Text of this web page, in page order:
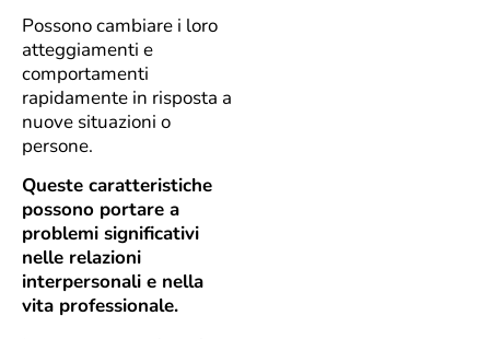
Possono cambiare i loro
atteggiamenti e
comportamenti
rapidamente in risposta a
nuove situazioni o
persone.
Queste caratteristiche
possono portare a
problemi significativi
nelle relazioni
interpersonali e nella
vita professionale.